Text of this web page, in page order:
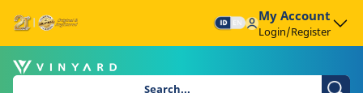
My Account
Login/Register